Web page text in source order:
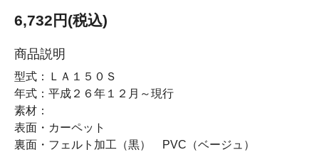
6,732円(税込)
商品説明
型式：ＬＡ１５０Ｓ
年式：平成２６年１２月～現行
素材：
表面・カーペット
裏面・フェルト加工（黒） PVC（ベージュ）